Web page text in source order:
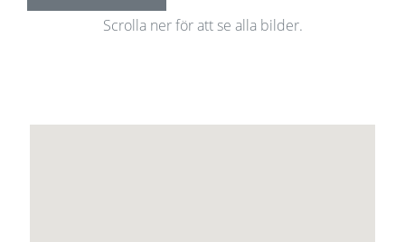
Scrolla ner för att se alla bilder.